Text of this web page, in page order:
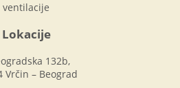
ventilacije
Lokacije
132b,
Vrčin – Beograd